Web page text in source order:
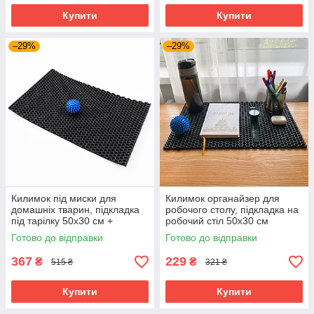
Купити Купити
–29%
Килимок під миски для
домашніх тварин, підкладка
під тарілку 50х30 см +
іграшка-м'яч OSPORT Set 51
(n-0081) Чорно-синій
Готово до відправки
367 ₴ 515 ₴
Купити
–29%
Килимок органайзер для
робочого столу, підкладка на
робочий стіл 50х30 см
OSPORT (R-00026) Чорний
Готово до відправки
229 ₴ 321 ₴
Купити